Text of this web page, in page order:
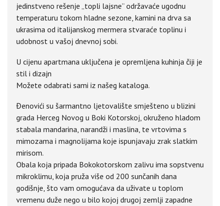
jedinstveno rešenje „topli lajsne” održavaće ugodnu
temperaturu tokom hladne sezone, kamini na drva sa
ukrasima od italijanskog mermera stvaraće toplinu i
udobnost u vašoj dnevnoj sobi.
U cijenu apartmana uključena je opremljena kuhinja čiji je
stil i dizajn
Možete odabrati sami iz našeg kataloga.
Đenovići su šarmantno ljetovalište smješteno u blizini
grada Herceg Novog u Boki Kotorskoj, okruženo hladom
stabala mandarina, narandži i maslina, te vrtovima s
mimozama i magnolijama koje ispunjavaju zrak slatkim
mirisom.
Obala koja pripada Bokokotorskom zalivu ima sopstvenu
mikroklimu, koja pruža više od 200 sunčanih dana
godišnje, što vam omogućava da uživate u toplom
vremenu duže nego u bilo kojoj drugoj zemlji zapadne